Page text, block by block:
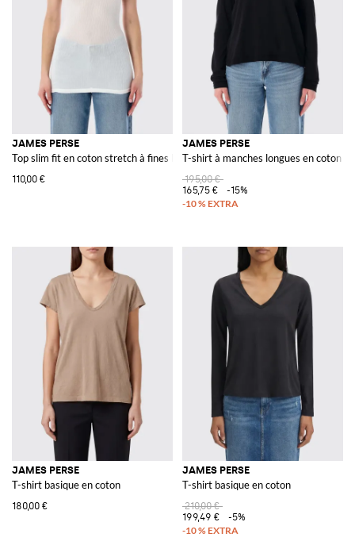
JAMES PERSE
Top slim fit en coton stretch à fines bretelles
110,00 €
JAMES PERSE
T-shirt à manches longues en coton
195,00 €
165,75 €
-15%
JAMES PERSE
T-shirt basique en coton
180,00 €
JAMES PERSE
T-shirt basique en coton
210,00 €
199,49 €
-5%